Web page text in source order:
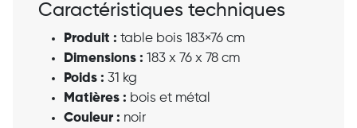
Caractéristiques techniques
Produit : table bois 183×76 cm
Dimensions : 183 x 76 x 78 cm
Poids : 31 kg
Matières : bois et métal
Couleur : noir